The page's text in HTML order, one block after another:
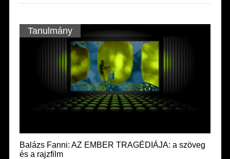
Tanulmány
Balázs Fanni: AZ EMBER TRAGÉDIÁJA: a szöveg
és a rajzfilm